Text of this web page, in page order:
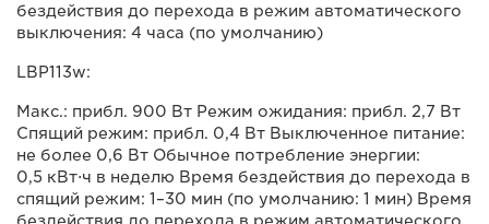
бездействия до перехода в режим автоматического
выключения: 4 часа (по умолчанию)
LBP113w:
Макс.: прибл. 900 Вт Режим ожидания: прибл. 2,7 Вт
Спящий режим: прибл. 0,4 Вт Выключенное питание:
не более 0,6 Вт Обычное потребление энергии:
0,5 кВт⋅ч в неделю Время бездействия до перехода в
спящий режим: 1–30 мин (по умолчанию: 1 мин) Время
бездействия до перехода в режим автоматического